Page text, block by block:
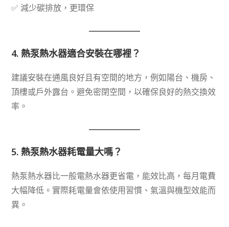
✅ 減少碳排放，更環保
4.熱泵熱水器適合安裝在哪裡？
建議安裝在通風良好且有空間的地方，例如陽台、機房、
頂樓或戶外露台。避免密閉空間，以確保良好的熱交換效
率。
5.熱泵熱水器耗電量大嗎？
熱泵熱水器比一般電熱水器更省電，能效比高，每月電費
大幅降低。實際耗電量會依使用習慣、氣溫與機型效能而
異。